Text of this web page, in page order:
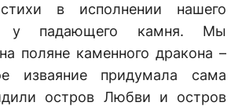
в исполнении нашего
у падающего камня. Мы
поляне каменного дракона –
изваяние придумала сама
остров Любви и остров